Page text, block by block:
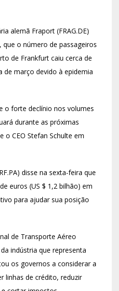
alemã Fraport (FRAG.DE)
que o número de passageiros
de Frankfurt caiu cerca de
de março devido à epidemia
o forte declínio nos volumes
durante as próximas
o CEO Stefan Schulte em
disse na sexta-feira que
euros (US $ 1,2 bilhão) em
para ajudar sua posição
de Transporte Aéreo
indústria que representa
os governos a considerar a
linhas de crédito, reduzir